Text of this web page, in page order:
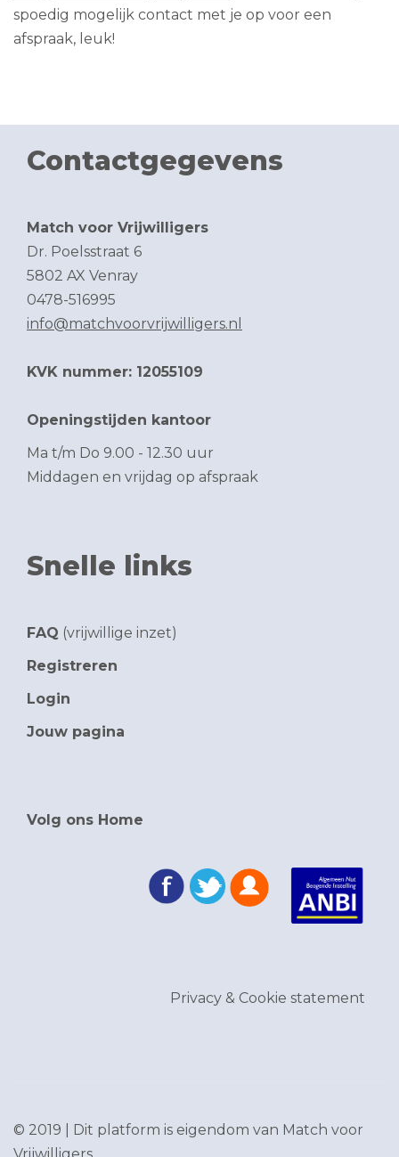
spoedig mogelijk contact met je op voor een
afspraak, leuk!
Contactgegevens
Match voor Vrijwilligers
Dr. Poelsstraat 6
5802 AX Venray
0478-516995
info@matchvoorvrijwilligers.nl
KVK nummer: 12055109
Openingstijden kantoor
Ma t/m Do 9.00 - 12.30 uur
Middagen en vrijdag op afspraak
Snelle links
FAQ (vrijwillige inzet)
Registreren
Login
Jouw pagina
Volg ons Home
Privacy & Cookie statement
© 2019 | Dit platform is eigendom van Match voor
Vrijwilligers